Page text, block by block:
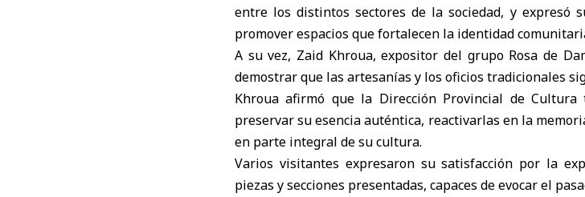
entre los distintos sectores de la sociedad, y expresó
promover espacios que fortalecen la identidad
A su vez, Zaid Khroua, expositor del grupo Rosa de
demostrar que las artesanías y los oficios tradicionales
Khroua afirmó que la Dirección Provincial de
preservar su esencia auténtica, reactivarlas en la
en parte integral de su cultura.
Varios visitantes expresaron su satisfacción por la
piezas y secciones presentadas, capaces de evocar el